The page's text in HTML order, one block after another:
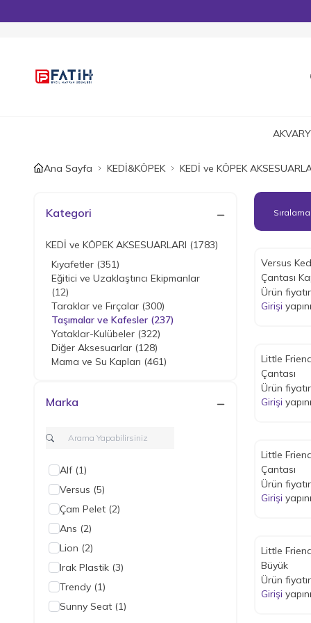
Ana Sayfa KEDİ&KÖPEK KEDİ ve KÖPEK
Kategori
KEDİ ve KÖPEK AKSESUARLARI (1783)
Kıyafetler (351)
Eğitici ve Uzaklaştırıcı Ekipmanlar
(12)
Taraklar ve Fırçalar (300)
Taşımalar ve Kafesler (237)
Yataklar-Kulübeler (322)
Diğer Aksesuarlar (128)
Mama ve Su Kapları (461)
Marka
Alf(1)
Versus (5)
Çam Pelet (2)
Ans (2)
Lion (2)
Irak Plastik (3)
Trendy (1)
Sunny Seat (1)
Versus Kedi Köpek Taşıma
Çantası
Ürün
Girişi
Little
Çantası
Ürün
Girişi
Little
Çantası
Ürün
Girişi
Little
Büyük
Ürün
Girişi